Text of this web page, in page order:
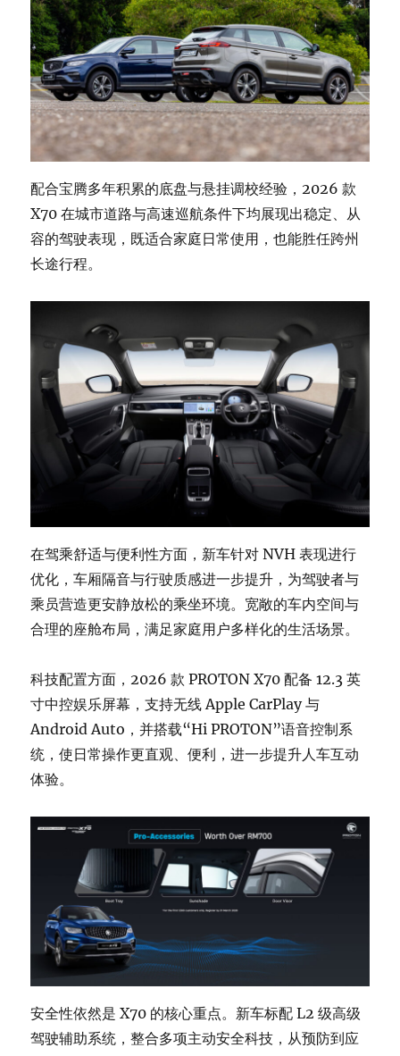
配合宝腾多年积累的底盘与悬挂调校经验，2026 款
X70 在城市道路与高速巡航条件下均展现出稳定、从
容的驾驶表现，既适合家庭日常使用，也能胜任跨州
长途行程。
在驾乘舒适与便利性方面，新车针对 NVH 表现进行
优化，车厢隔音与行驶质感进一步提升，为驾驶者与
乘员营造更安静放松的乘坐环境。宽敞的车内空间与
合理的座舱布局，满足家庭用户多样化的生活场景。
科技配置方面，2026 款 PROTON X70 配备 12.3 英
寸中控娱乐屏幕，支持无线 Apple CarPlay 与
Android Auto，并搭载“Hi PROTON”语音控制系
统，使日常操作更直观、便利，进一步提升人车互动
体验。
安全性依然是 X70 的核心重点。新车标配 L2 级高级
驾驶辅助系统，整合多项主动安全科技，从预防到应